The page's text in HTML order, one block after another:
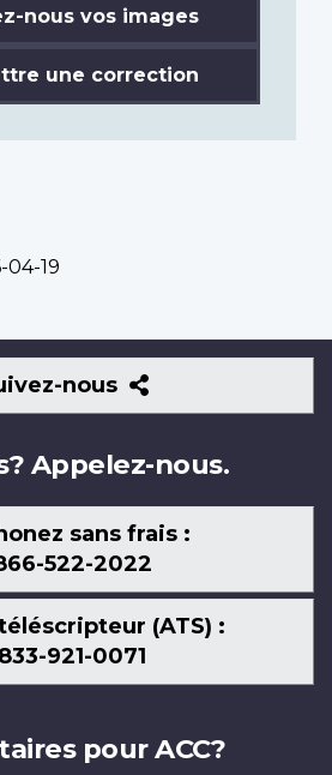
nous vos images
une correction
04-19
nous
Suivez-
nous
Appelez-nous.
sans frais :
522-2022
(ATS) :
921-0071
pour ACC?